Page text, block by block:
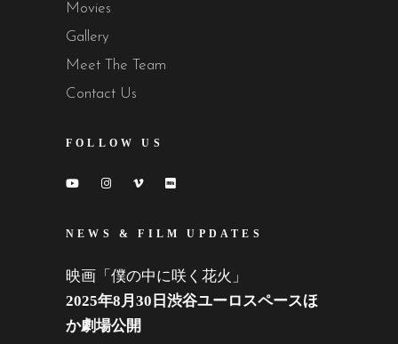
Movies
Gallery
Meet The Team
Contact Us
FOLLOW US
NEWS & FILM UPDATES
映画「僕の中に咲く花火」
2025年8月30日渋谷ユーロスペースほ
か劇場公開